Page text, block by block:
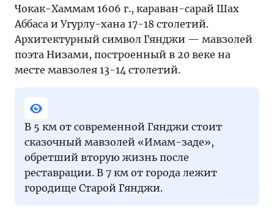
Чокак-Хаммам 1606 г., караван-сарай Шах
Аббаса и Угурлу-хана 17-18 столетий.
Архитектурный символ Гянджи — мавзолей
поэта Низами, построенный в 20 веке на
месте мавзолея 13-14 столетий.
В 5 км от современной Гянджи стоит
сказочный мавзолей «Имам-заде»,
обретший вторую жизнь после
реставрации. В 7 км от города лежит
городище Старой Гянджи.